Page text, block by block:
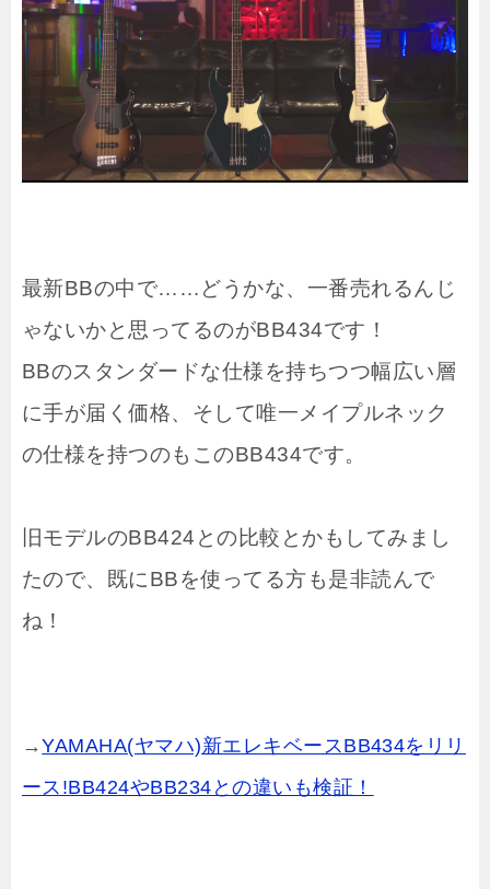
最新BBの中で……どうかな、一番売れるんじ
ゃないかと思ってるのがBB434です！
BBのスタンダードな仕様を持ちつつ幅広い層
に手が届く価格、そして唯一メイプルネック
の仕様を持つのもこのBB434です。
旧モデルのBB424との比較とかもしてみまし
たので、既にBBを使ってる方も是非読んで
ね！
→YAMAHA(ヤマハ)新エレキベースBB434をリリ
ース!BB424やBB234との違いも検証！